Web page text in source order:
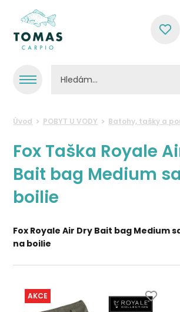
Úvod POBYT U VODY Batohy, tašky a
Fox Taška Royale
Bait bag Medium
boilie
Fox Royale Air Dry Bait bag Medium
na boilie
AKCE